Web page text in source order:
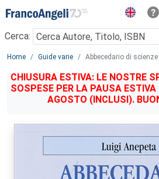
Menu
Cerca:
Main content
Home Guide varie Abbecedario di
CHIUSURA ESTIVA: LE NOSTRE
SOSPESE PER LA PAUSA
AGOSTO (INCLUSI).